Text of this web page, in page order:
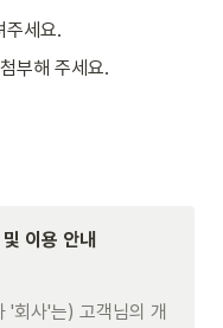
주세요.
부해 주세요.
이용 안내
사'는) 고객님의 개